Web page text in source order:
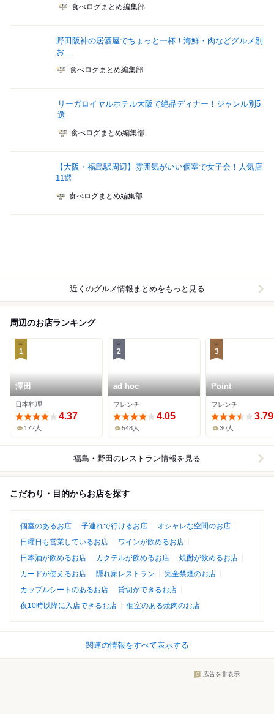
食べログまとめ編集部
野田阪神の居酒屋でちょっと一杯！海鮮・肉などグルメ別
お...
食べログまとめ編集部
リーガロイヤルホテル大阪で絶品ディナー！ジャンル別5
選
食べログまとめ編集部
【大阪・福島駅周辺】雰囲気がいい個室で女子会！人気店
11選
食べログまとめ編集部
近くのグルメ情報まとめをもっと見る
周辺のお店ランキング
1
澤田
日本料理
4.37
172人
2
ad hoc
フレンチ
4.05
548人
3
Point
フレンチ
3.79
30人
福島・野田 のレストラン情報を見る
こだわり・目的からお店を探す
個室のあるお店 子連れで行けるお店
オシャレな空間のお店
日曜日も営業しているお店
ワインが飲めるお店
日本酒が飲めるお店
カクテルが飲めるお店
焼酎が飲めるお店
カードが使えるお店
隠れ家レストラン
完全禁煙のお店
カップルシートのあるお店
貸切ができるお店
夜10時以降に入店できるお店
個室のある焼肉のお店
関連の情報をすべて表示する
広告を非表示